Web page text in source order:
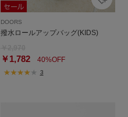
DOORS
撥水ロールアップバッグ(KIDS)
￥1,78240%OFF
3